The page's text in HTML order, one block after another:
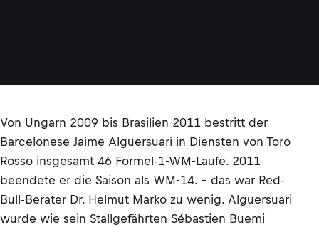
Von Ungarn 2009 bis Brasilien 2011 bestritt der
Barcelonese Jaime Alguersuari in Diensten von Toro
Rosso insgesamt 46 Formel-1-WM-Läufe. 2011
beendete er die Saison als WM-14. – das war Red-
Bull-Berater Dr. Helmut Marko zu wenig. Alguersuari
wurde wie sein Stallgefährten Sébastien Buemi